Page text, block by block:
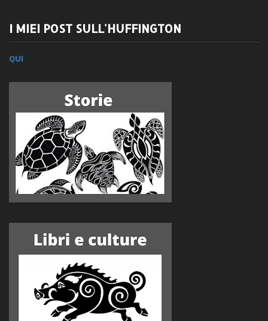
I MIEI POST SULL'HUFFINGTON
QUI